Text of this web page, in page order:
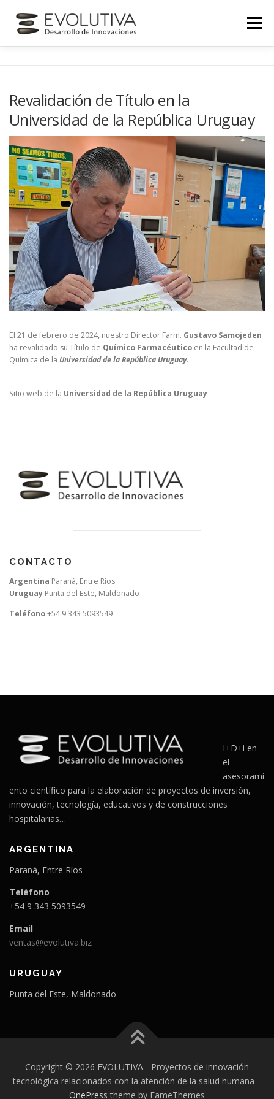
content
Menu
NOVEDADES CONTACTO
Revalidación de Título en la
Universidad de la República Uruguay
El 21 de febrero de 2024, nuestro Director Farm. Gustavo Samojeden
ha revalidado su Título de Químico Farmacéutico en la Facultad de
Química de la Universidad de la República Uruguay.
Sitio web de la Universidad de la República Uruguay
CONTACTO
Argentina Paraná, Entre Ríos
Uruguay Punta del Este, Maldonado
Teléfono+54 9 343 5093549
I+D+i en
el
asesorami
ento científico para la elaboración de proyectos de inversión,
innovación, tecnología, educativos y de construcciones
hospitalarias…
ARGENTINA
Paraná, Entre Ríos
Teléfono
+54 9 343 5093549
Email
ventas@evolutiva.biz
URUGUAY
Punta del Este, Maldonado
Copyright © 2026 EVOLUTIVA - Proyectos de innovación
tecnológica relacionados con la atención de la salud humana –
OnePress theme by FameThemes